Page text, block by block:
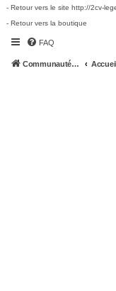
- Retour vers le site http://2cv-
- Retour vers la boutique
FAQ
Communauté 2cv-legende.com